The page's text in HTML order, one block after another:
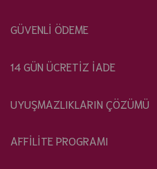
GÜVENLİ ÖDEME
14 GÜN ÜCRETİZ İADE
UYUŞMAZLIKLARIN ÇÖZÜMÜ
AFFİLİTE PROGRAMI